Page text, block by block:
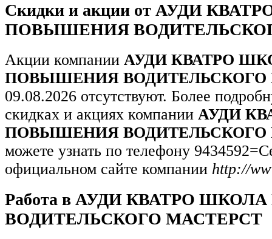
Скидки и акции от АУДИ
ПОВЫШЕНИЯ
Акции компании АУДИ КВАТРО
ПОВЫШЕНИЯ ВОДИТЕЛЬСКОГО
09.08.2026 отсутствуют. Более
скидках и акциях компании АУДИ
ПОВЫШЕНИЯ ВОДИТЕЛЬСКОГО
можете узнать по телефону
официальном сайте компании http://
Работа в АУДИ КВАТРО
ВОДИТЕЛЬСКОГО МАСТЕРСТ